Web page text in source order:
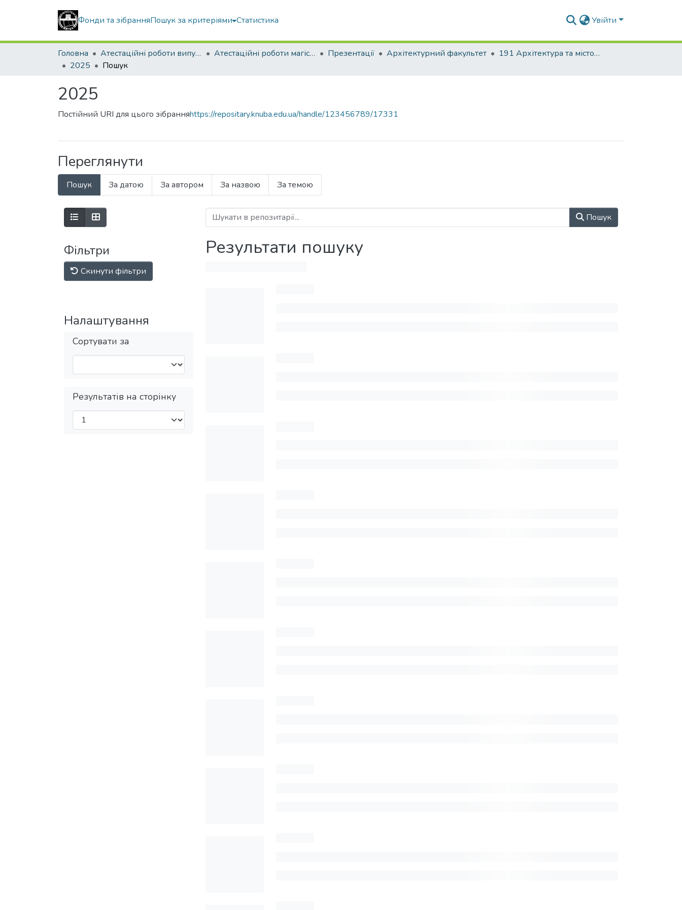
Фонди та зібранняПошук за критеріями Статистика Увійти
Головна Атестаційні роботи випускників Атестаційні роботи магістрів Презентації Архітектурний факультет
191 Архітектура та містобудування. Дизайн архітектурного середовища
2025
Пошук
2025
Постійний URI для цього зібранняhttps://repositary.knuba.edu.ua/handle/123456789/17331
Переглянути
Пошук За датою За автором За назвою За темою
Фільтри
Скинути фільтри
Налаштування
Сортувати за
Результатів на сторінку
Пошук
Результати пошуку